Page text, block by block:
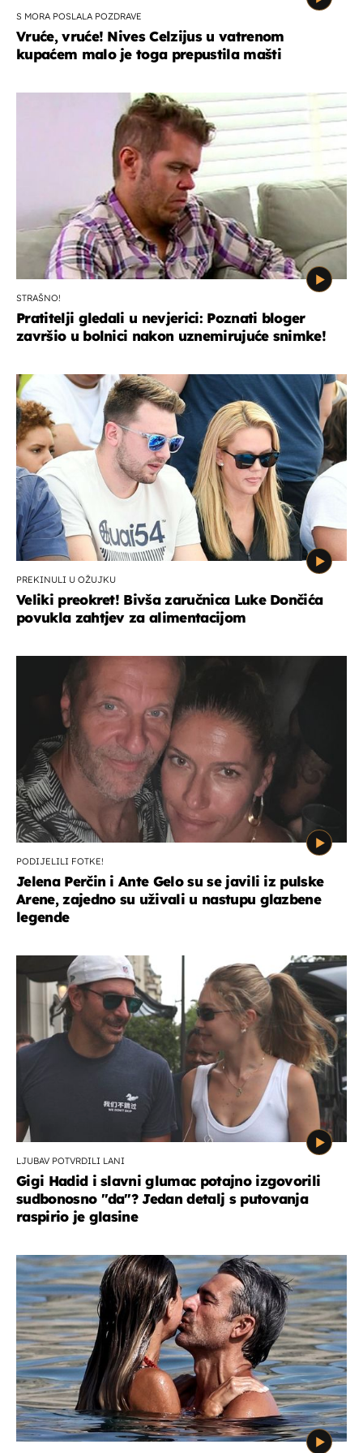
S MORA POSLALA POZDRAVE
Vruće, vruće! Nives Celzijus u vatrenom
kupaćem malo je toga prepustila mašti
STRAŠNO!
Pratitelji gledali u nevjerici: Poznati bloger
završio u bolnici nakon uznemirujuće snimke!
PREKINULI U OŽUJKU
Veliki preokret! Bivša zaručnica Luke Dončića
povukla zahtjev za alimentacijom
PODIJELILI FOTKE!
Jelena Perčin i Ante Gelo su se javili iz pulske
Arene, zajedno su uživali u nastupu glazbene
legende
LJUBAV POTVRDILI LANI
Gigi Hadid i slavni glumac potajno izgovorili
sudbonosno "da"? Jedan detalj s putovanja
raspirio je glasine